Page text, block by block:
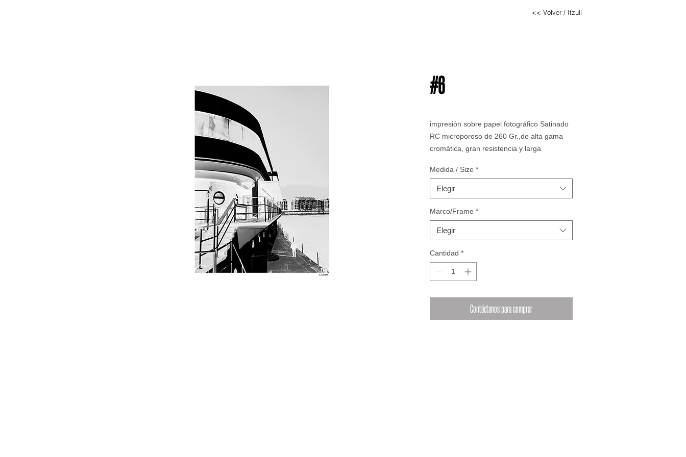
#6
impresión sobre papel fotográfico Satinado
RC microporoso de 260 Gr.,de alta gama
cromática, gran resistencia y larga
MARCO OPCIONAL
15mm de ancho de madera natural con
metacrilato de 3mm.
Medida / Size *
Elegir
Marco/Frame *
Elegir
Cantidad *
Contáctanos para comprar
<< Volver / Itzuli